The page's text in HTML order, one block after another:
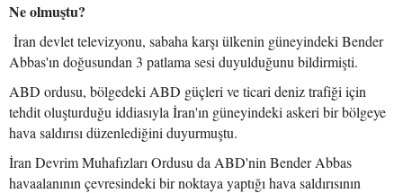
Ne olmuştu?
İran devlet televizyonu, sabaha karşı ülkenin güneyindeki Bender
Abbas'ın doğusundan 3 patlama sesi duyulduğunu bildirmişti.
ABD ordusu, bölgedeki ABD güçleri ve ticari deniz trafiği için
tehdit oluşturduğu iddiasıyla İran'ın güneyindeki askeri bir bölgeye
hava saldırısı düzenlediğini duyurmuştu.
İran Devrim Muhafızları Ordusu da ABD'nin Bender Abbas
havaalanının çevresindeki bir noktaya yaptığı hava saldırısının